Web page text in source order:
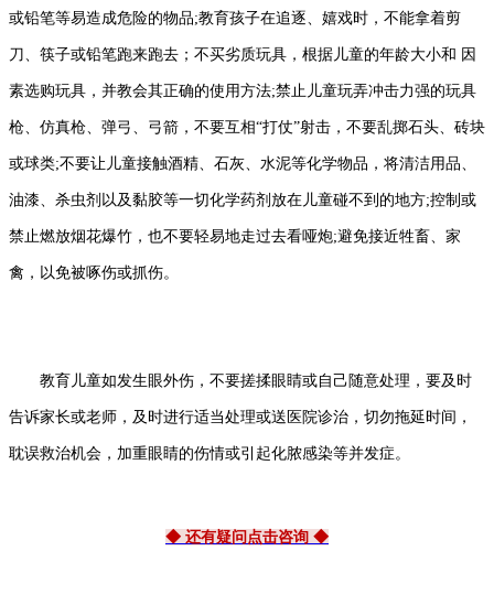
或铅笔等易造成危险的物品;教育孩子在追逐、嬉戏时，不能拿着剪
刀、筷子或铅笔跑来跑去；不买劣质玩具，根据儿童的年龄大小和 因
素选购玩具，并教会其正确的使用方法;禁止儿童玩弄冲击力强的玩具
枪、仿真枪、弹弓、弓箭，不要互相“打仗”射击，不要乱掷石头、砖块
或球类;不要让儿童接触酒精、石灰、水泥等化学物品，将清洁用品、
油漆、杀虫剂以及黏胶等一切化学药剂放在儿童碰不到的地方;控制或
禁止燃放烟花爆竹，也不要轻易地走过去看哑炮;避免接近牲畜、家
禽，以免被啄伤或抓伤。
教育儿童如发生眼外伤，不要搓揉眼睛或自己随意处理，要及时
告诉家长或老师，及时进行适当处理或送医院诊治，切勿拖延时间，
耽误救治机会，加重眼睛的伤情或引起化脓感染等并发症。
◆ 还有疑问点击咨询 ◆